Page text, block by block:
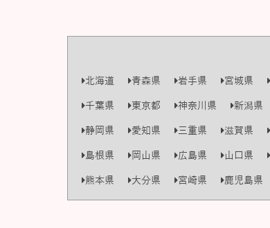
北海道 青森県 岩手県 宮城県
千葉県
東京都 神奈川県 新潟県
静岡県
愛知県 三重県 滋賀県
島根県
岡山県 広島県 山口県
熊本県
大分県 宮崎県 鹿児島県